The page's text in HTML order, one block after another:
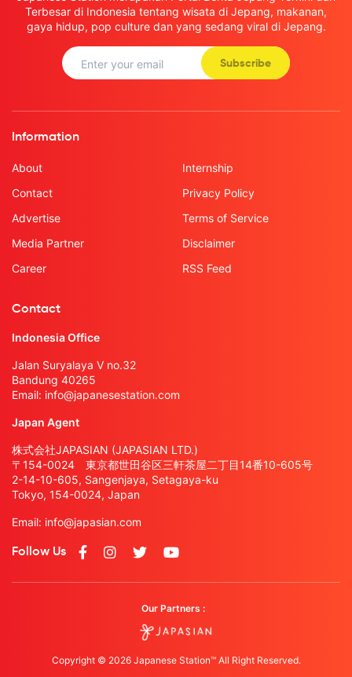
Terbesar di Indonesia tentang wisata di Jepang, makanan,
gaya hidup, pop culture dan yang sedang viral di Jepang.
Subscribe
Information
About
Contact
Advertise
Media Partner
Career
Internship
Privacy Policy
Terms of Service
Disclaimer
RSS Feed
Contact
Indonesia Office
Jalan Suryalaya V no.32
Bandung 40265
Email: info@japanesestation.com
Japan Agent
株式会社JAPASIAN (JAPASIAN LTD.)
〒154-0024 東京都世田谷区三軒茶屋二丁目14番10-605号
2-14-10-605, Sangenjaya, Setagaya-ku
Tokyo, 154-0024, Japan
Email: info@japasian.com
Follow Us
Our Partners :
Copyright © 2026 Japanese Station™ All Right Reserved.